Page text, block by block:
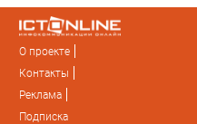
О проекте
Контакты
Реклама
Подписка